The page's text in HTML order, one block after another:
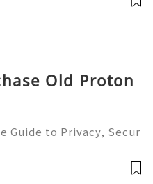
Old Proton
Guide to Privacy, Secur
:+1 (5
@usadig